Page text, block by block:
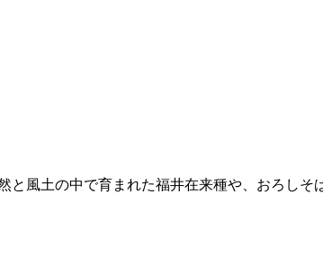
風土の中で育まれた福井在来種や、おろし